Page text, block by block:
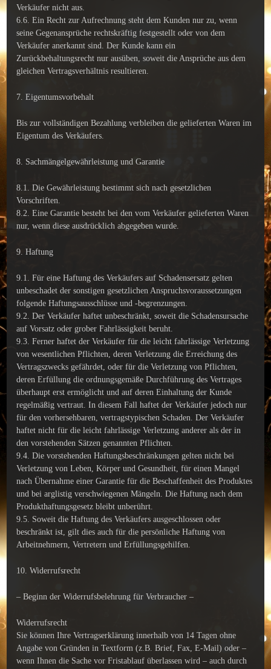
Verkäufer nicht aus.
6.6. Ein Recht zur Aufrechnung steht dem Kunden nur zu, wenn
seine Gegenansprüche rechtskräftig festgestellt oder von dem
Verkäufer anerkannt sind. Der Kunde kann ein
Zurückbehaltungsrecht nur ausüben, soweit die Ansprüche aus dem
gleichen Vertragsverhältnis resultieren.
7. Eigentumsvorbehalt
Bis zur vollständigen Bezahlung verbleiben die gelieferten Waren im
Eigentum des Verkäufers.
8. Sachmängelgewährleistung und Garantie
8.1. Die Gewährleistung bestimmt sich nach gesetzlichen
Vorschriften.
8.2. Eine Garantie besteht bei den vom Verkäufer gelieferten Waren
nur, wenn diese ausdrücklich abgegeben wurde.
9. Haftung
9.1. Für eine Haftung des Verkäufers auf Schadensersatz gelten
unbeschadet der sonstigen gesetzlichen Anspruchsvoraussetzungen
folgende Haftungsausschlüsse und -begrenzungen.
9.2. Der Verkäufer haftet unbeschränkt, soweit die Schadensursache
auf Vorsatz oder grober Fahrlässigkeit beruht.
9.3. Ferner haftet der Verkäufer für die leicht fahrlässige Verletzung
von wesentlichen Pflichten, deren Verletzung die Erreichung des
Vertragszwecks gefährdet, oder für die Verletzung von Pflichten,
deren Erfüllung die ordnungsgemäße Durchführung des Vertrages
überhaupt erst ermöglicht und auf deren Einhaltung der Kunde
regelmäßig vertraut. In diesem Fall haftet der Verkäufer jedoch nur
für den vorhersehbaren, vertragstypischen Schaden. Der Verkäufer
haftet nicht für die leicht fahrlässige Verletzung anderer als der in
den vorstehenden Sätzen genannten Pflichten.
9.4. Die vorstehenden Haftungsbeschränkungen gelten nicht bei
Verletzung von Leben, Körper und Gesundheit, für einen Mangel
nach Übernahme einer Garantie für die Beschaffenheit des Produktes
und bei arglistig verschwiegenen Mängeln. Die Haftung nach dem
Produkthaftungsgesetz bleibt unberührt.
9.5. Soweit die Haftung des Verkäufers ausgeschlossen oder
beschränkt ist, gilt dies auch für die persönliche Haftung von
Arbeitnehmern, Vertretern und Erfüllungsgehilfen.
10. Widerrufsrecht
– Beginn der Widerrufsbelehrung für Verbraucher –
Widerrufsrecht
Sie können Ihre Vertragserklärung innerhalb von 14 Tagen ohne
Angabe von Gründen in Textform (z.B. Brief, Fax, E-Mail) oder –
wenn Ihnen die Sache vor Fristablauf überlassen wird – auch durch